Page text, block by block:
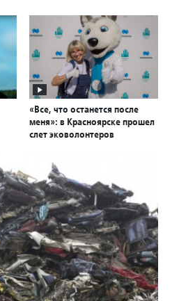
«Все, что останется после
меня»: в Красноярске прошел
слет эковолонтеров